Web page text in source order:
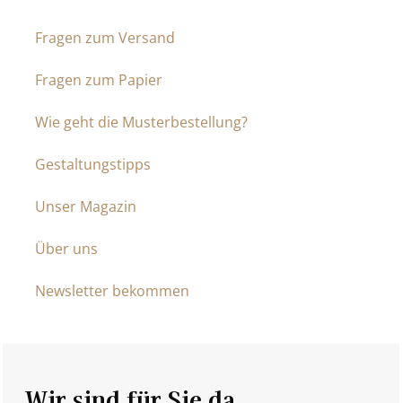
Fragen zum Versand
Fragen zum Papier
Wie geht die Musterbestellung?
Gestaltungstipps
Unser Magazin
Über uns
Newsletter bekommen